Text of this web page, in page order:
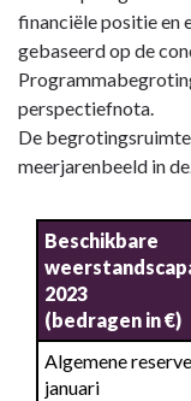
naar
navigatie
2.3
Ontwikkeling
weerstandsvermogen
kengetallen
Weerstandsvermogen
financiële positie en
gebaseerd op de
perspectiefnota.
De
meerjarenbeeld in
Beschikbare
2023
(bedragen in €)
Algemene
januari